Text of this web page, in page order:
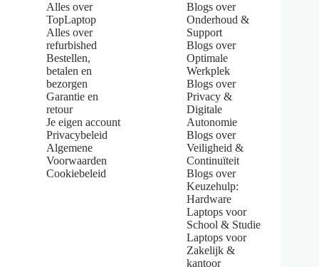
Alles over
TopLaptop
Alles over
refurbished
Bestellen,
betalen en
bezorgen
Garantie en
retour
Je eigen account
Privacybeleid
Algemene
Voorwaarden
Cookiebeleid
Blogs over
Onderhoud &
Support
Blogs over
Optimale
Werkplek
Blogs over
Privacy &
Digitale
Autonomie
Blogs over
Veiligheid &
Continuïteit
Blogs over
Keuzehulp:
Hardware
Laptops voor
School & Studie
Laptops voor
Zakelijk &
kantoor